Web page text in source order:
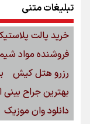
تبلیغات متنی
خرید پالت
فروشنده مواد
رزرو هتل کیش
بهترین جراح
دانلود وان موزیک